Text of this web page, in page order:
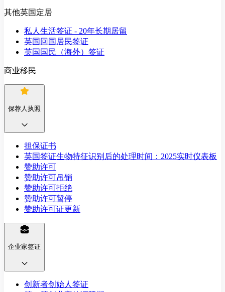
其他英国定居
私人生活签证 - 20年长期居留
英国回国居民签证
英国国民（海外）签证
商业移民
保荐人执照
担保证书
英国签证生物特征识别后的处理时间：2025实时仪表板
赞助许可
赞助许可吊销
赞助许可拒绝
赞助许可暂停
赞助许可证更新
企业家签证
创新者创始人签证